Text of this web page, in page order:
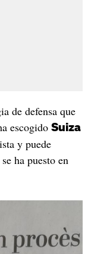
de defensa que
escogido Suiza
y puede
ha puesto en